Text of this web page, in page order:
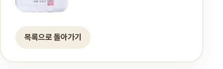
목록으로 돌아가기